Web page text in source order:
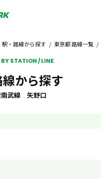
駅・路線から探す / 東京都 路線一覧 /
BY STATION / LINE
から探す
武線 矢野口